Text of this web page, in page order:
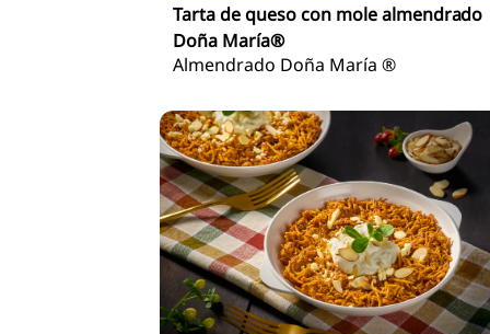
Tarta de queso con mole almendrado
Doña María®
Almendrado Doña María ®